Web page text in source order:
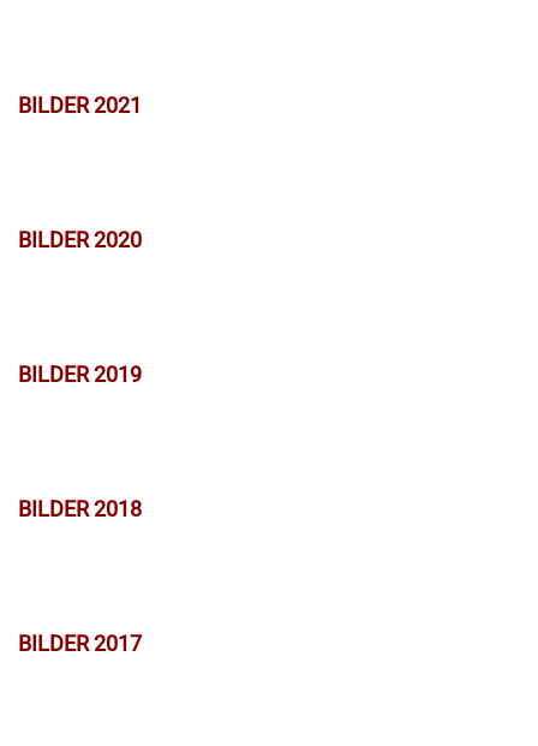
BILDER 2021
BILDER 2020
BILDER 2019
BILDER 2018
BILDER 2017